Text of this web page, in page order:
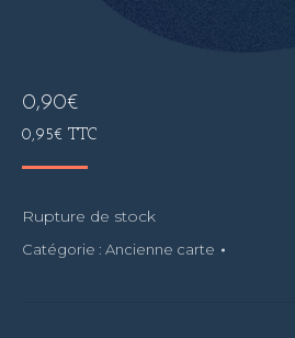
0,90€
0,95€ TTC
Rupture de stock
Catégorie : Ancienne carte